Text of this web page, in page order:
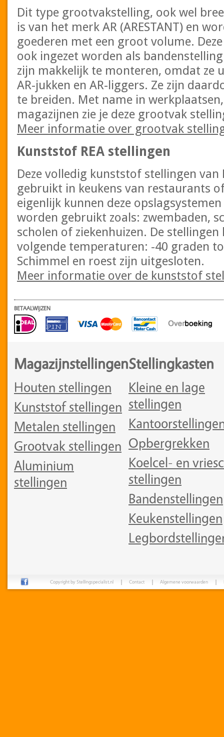
Dit type grootvakstelling, ook wel
is van het merk AR (ARESTANT) en
goederen met een groot volume.
ook ingezet worden als
zijn makkelijk te monteren, omdat ze
AR-jukken en AR-liggers. Ze zijn
te breiden. Met name in
magazijnen zie je deze grootvak
Meer informatie over grootvak
Kunststof REA stellingen
Deze volledig kunststof stellingen van
gebruikt in keukens van restaurants
eigenlijk kunnen deze
worden gebruikt zoals: zwembaden,
scholen of ziekenhuizen. De
volgende temperaturen: -40 graden
Schimmel en roest zijn uitgesloten.
Meer informatie over de kunststof
BETAALWIJZEN
Magazijnstellingen
Houten stellingen
Kunststof stellingen
Metalen stellingen
Grootvak stellingen
Aluminium
stellingen
Stellingkasten
Kleine en lage
stellingen
Opbergrekken
Koelcel- en
stellingen
Bandenstellingen
Keukenstellingen
Copyright by Stellingspecialist.nl Contact Algemene voorwaarden